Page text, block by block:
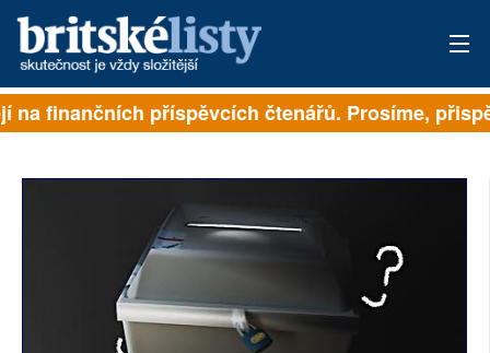
PŘIHLÁSIT
finančních příspěvcích čtenářů. Prosíme,